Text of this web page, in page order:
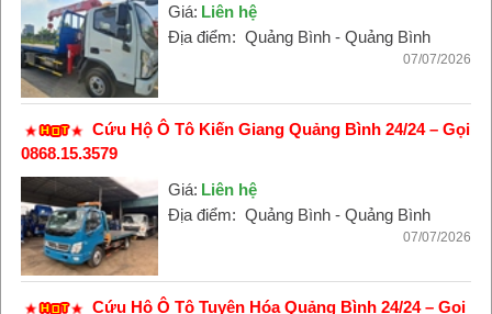
Giá: Liên hệ
Địa điểm: Quảng Bình - Quảng Bình
07/07/2026
Cứu Hộ Ô Tô Kiến Giang Quảng Bình 24/24 – Gọi
0868.15.3579
Giá: Liên hệ
Địa điểm: Quảng Bình - Quảng Bình
07/07/2026
Cứu Hộ Ô Tô Tuyên Hóa Quảng Bình 24/24 – Gọi